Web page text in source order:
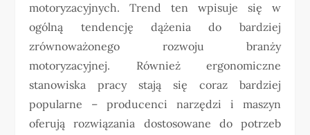
motoryzacyjnych. Trend ten wpisuje się w
ogólną tendencję dążenia do bardziej
zrównoważonego rozwoju branży
motoryzacyjnej. Również ergonomiczne
stanowiska pracy stają się coraz bardziej
popularne – producenci narzędzi i maszyn
oferują rozwiązania dostosowane do potrzeb